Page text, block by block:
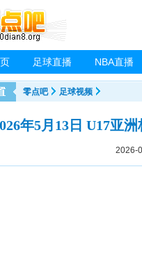
足球直播 NBA直播
零点吧 足球视频
年5月13日 U17亚
2026-